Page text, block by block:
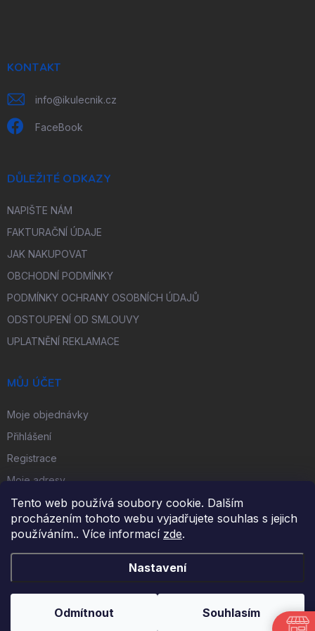
Tento web používá soubory cookie. Dalším
procházením tohoto webu vyjadřujete souhlas s jejich
používáním.. Více informací zde.
Nastavení
Odmítnout Souhlasím
KONTAKT
info@ikulecnik.cz
FaceBook
DŮLEŽITÉ ODKAZY
NAPIŠTE NÁM
FAKTURAČNÍ ÚDAJE
JAK NAKUPOVAT
OBCHODNÍ PODMÍNKY
PODMÍNKY OCHRANY OSOBNÍCH ÚDAJŮ
ODSTOUPENÍ OD SMLOUVY
UPLATNĚNÍ REKLAMACE
MŮJ ÚČET
Moje objednávky
Přihlášení
Registrace
Moje adresy
FACEBOOK
Vytvořil Shoptet
Copyright 2026 . Všechna práva vyhrazena.